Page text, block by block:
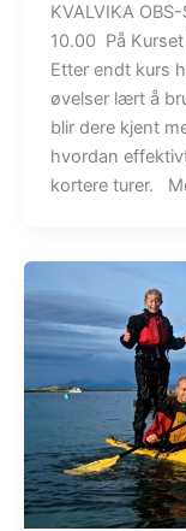
KVALVIKA
10.00 På
Etter endt kurs
øvelser lært å
blir dere kjent
hvordan
kortere turer.